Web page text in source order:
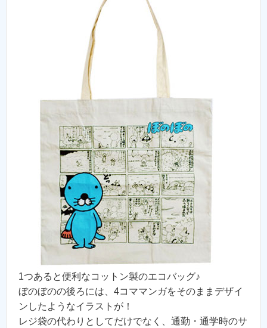
1つあると便利なコットン製のエコバッグ♪
ぼのぼのの後ろには、4コママンガをそのままデザイ
ンしたようなイラストが！
レジ袋の代わりとしてだけでなく、通勤・通学時のサ